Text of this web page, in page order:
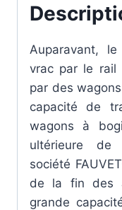
Auparavant,
vrac par le rail
par des
capacité de
wagons à
ultérieure de
société
de la fin des
grande